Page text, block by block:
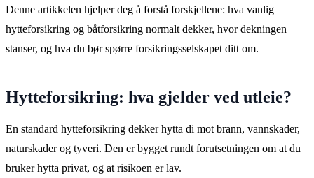
Denne artikkelen hjelper deg å forstå forskjellene: hva vanlig
hytteforsikring og båtforsikring normalt dekker, hvor dekningen
stanser, og hva du bør spørre forsikringsselskapet ditt om.
Hytteforsikring: hva gjelder ved utleie?
En standard hytteforsikring dekker hytta di mot brann, vannskader,
naturskader og tyveri. Den er bygget rundt forutsetningen om at du
bruker hytta privat, og at risikoen er lav.